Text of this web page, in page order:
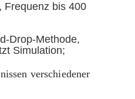
Frequenz bis 400
Drop-Methode,
Simulation;
verschiedener